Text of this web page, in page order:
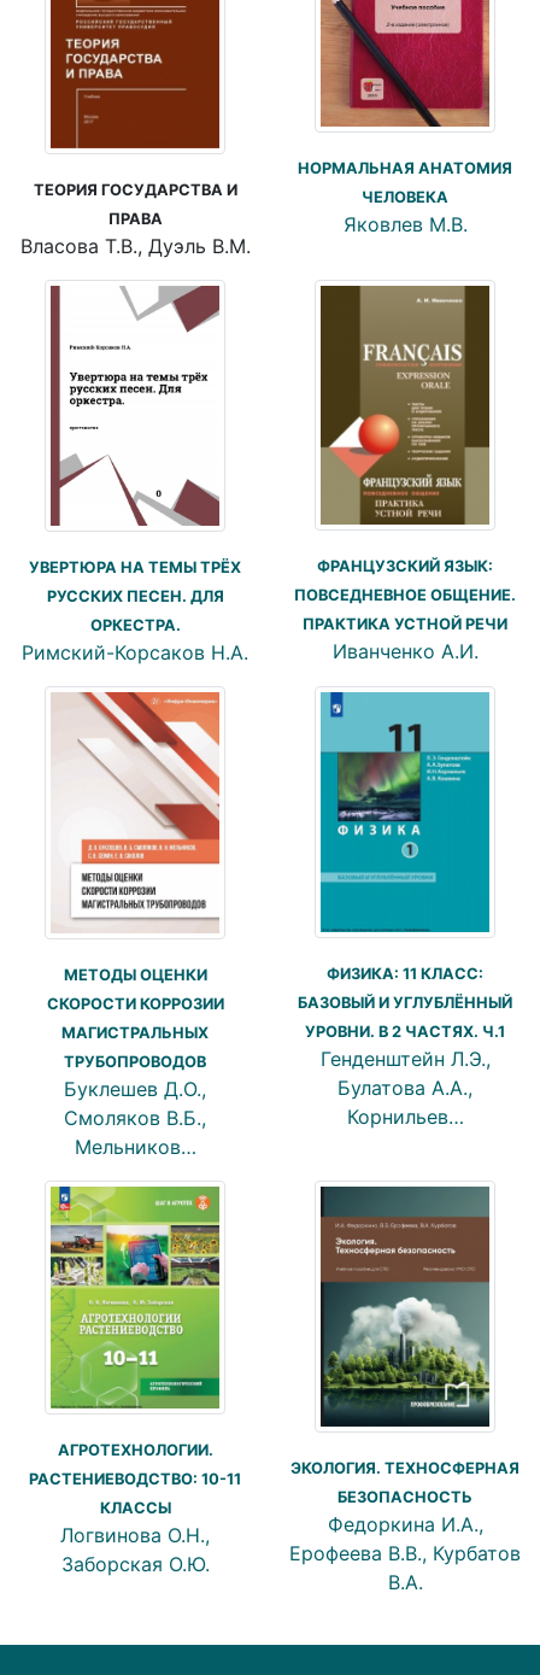
ТЕОРИЯ ГОСУДАРСТВА И
ПРАВА
Власова Т.В., Дуэль В.М.
НОРМАЛЬНАЯ АНАТОМИЯ
ЧЕЛОВЕКА
Яковлев М.В.
УВЕРТЮРА НА ТЕМЫ ТРЁХ
РУССКИХ ПЕСЕН. ДЛЯ
ОРКЕСТРА.
Римский-Корсаков Н.А.
ФРАНЦУЗСКИЙ ЯЗЫК:
ПОВСЕДНЕВНОЕ ОБЩЕНИЕ.
ПРАКТИКА УСТНОЙ РЕЧИ
Иванченко А.И.
МЕТОДЫ ОЦЕНКИ
СКОРОСТИ КОРРОЗИИ
МАГИСТРАЛЬНЫХ
ТРУБОПРОВОДОВ
Буклешев Д.О.,
Смоляков В.Б.,
Мельников…
ФИЗИКА: 11 КЛАСС:
БАЗОВЫЙ И УГЛУБЛЁННЫЙ
УРОВНИ. В 2 ЧАСТЯХ. Ч.1
Генденштейн Л.Э.,
Булатова А.А.,
Корнильев…
АГРОТЕХНОЛОГИИ.
РАСТЕНИЕВОДСТВО: 10-11
КЛАССЫ
Логвинова О.Н.,
Заборская О.Ю.
ЭКОЛОГИЯ. ТЕХНОСФЕРНАЯ
БЕЗОПАСНОСТЬ
Федоркина И.А.,
Ерофеева В.В., Курбатов
В.А.